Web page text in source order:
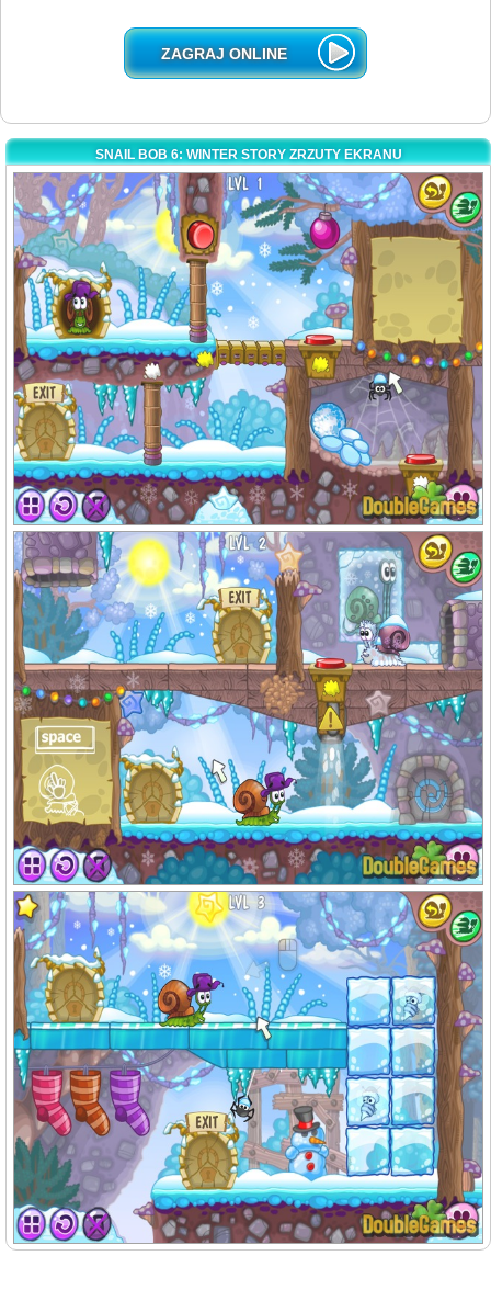
ZAGRAJ ONLINE
SNAIL BOB 6: WINTER STORY ZRZUTY EKRANU